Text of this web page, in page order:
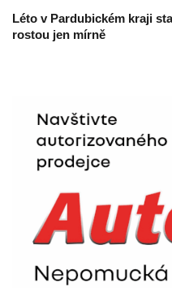
Léto v Pardubickém kraji
rostou jen mírně